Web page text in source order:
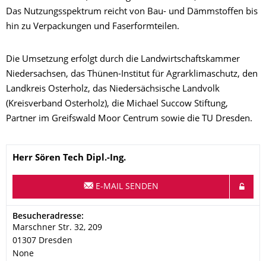
Das Nutzungsspektrum reicht von Bau- und Dämmstoffen bis
hin zu Verpackungen und Faserformteilen.
Die Umsetzung erfolgt durch die Landwirtschaftskammer
Niedersachsen, das Thünen-Institut für Agrarklimaschutz, den
Landkreis Osterholz, das Niedersächsische Landvolk
(Kreisverband Osterholz), die Michael Succow Stiftung,
Partner im Greifswald Moor Centrum sowie die TU Dresden.
Name
Herr Sören Tech Dipl.-Ing.
E-MAIL SENDEN
Adresse
Besucheradresse:
Marschner Str. 32, 209
01307 Dresden
None